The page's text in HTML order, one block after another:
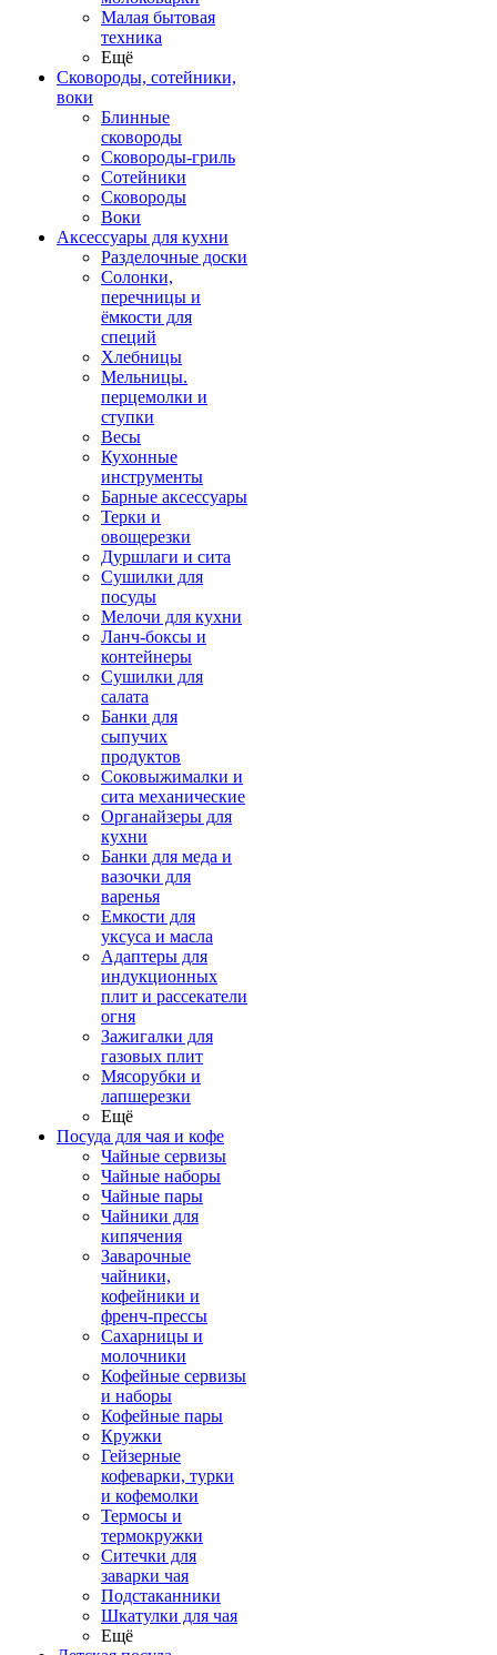
Малая бытовая
техника
Ещё
Сковороды, сотейники,
воки
Блинные
сковороды
Сковороды-гриль
Сотейники
Сковороды
Воки
Аксессуары для кухни
Разделочные доски
Солонки,
перечницы и
ёмкости для
специй
Хлебницы
Мельницы.
перцемолки и
ступки
Весы
Кухонные
инструменты
Барные аксессуары
Терки и
овощерезки
Дуршлаги и сита
Сушилки для
посуды
Мелочи для кухни
Ланч-боксы и
контейнеры
Сушилки для
салата
Банки для
сыпучих
продуктов
Соковыжималки и
сита механические
Органайзеры для
кухни
Банки для меда и
вазочки для
варенья
Емкости для
уксуса и масла
Адаптеры для
индукционных
плит и рассекатели
огня
Зажигалки для
газовых плит
Мясорубки и
лапшерезки
Ещё
Посуда для чая и кофе
Чайные сервизы
Чайные наборы
Чайные пары
Чайники для
кипячения
Заварочные
чайники,
кофейники и
френч-прессы
Сахарницы и
молочники
Кофейные сервизы
и наборы
Кофейные пары
Кружки
Гейзерные
кофеварки, турки
и кофемолки
Термосы и
термокружки
Ситечки для
заварки чая
Подстаканники
Шкатулки для чая
Ещё